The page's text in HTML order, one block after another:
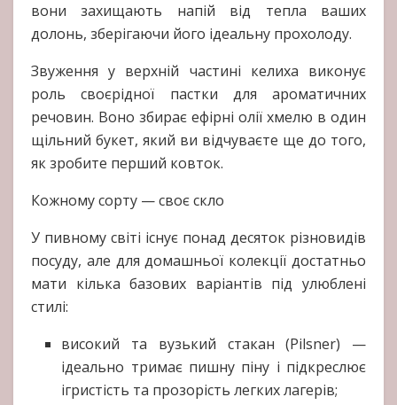
вони захищають напій від тепла ваших
долонь, зберігаючи його ідеальну прохолоду.
Звуження у верхній частині келиха виконує
роль своєрідної пастки для ароматичних
речовин. Воно збирає ефірні олії хмелю в один
щільний букет, який ви відчуваєте ще до того,
як зробите перший ковток.
Кожному сорту — своє скло
У пивному світі існує понад десяток різновидів
посуду, але для домашньої колекції достатньо
мати кілька базових варіантів під улюблені
стилі:
високий та вузький стакан (Pilsner) —
ідеально тримає пишну піну і підкреслює
ігристість та прозорість легких лагерів;